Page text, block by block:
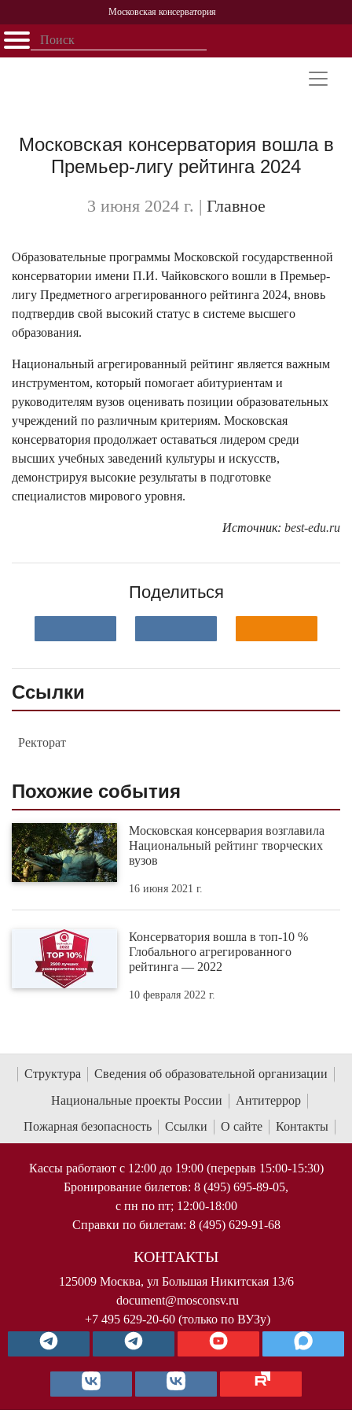
Московская консерватория
Открыть - закрыть
Персоналии
История
Московская консерватория вошла в
Премьер-лигу рейтинга 2024
3 июня 2024 г. | Главное
Образовательные программы Московской государственной
консерватории имени П.И. Чайковского вошли в Премьер-
лигу Предметного агрегированного рейтинга 2024, вновь
подтвердив свой высокий статус в системе высшего
образования.
Национальный агрегированный рейтинг является важным
инструментом, который помогает абитуриентам и
руководителям вузов оценивать позиции образовательных
учреждений по различным критериям. Московская
консерватория продолжает оставаться лидером среди
высших учебных заведений культуры и искусств,
демонстрируя высокие результаты в подготовке
специалистов мирового уровня.
Источник: best-edu.ru
Поделиться
Ссылки
Ректорат
Похожие события
Московская консервария возглавила
Национальный рейтинг творческих
вузов
16 июня 2021 г.
Консерватория вошла в топ-10 %
Глобального агрегированного
рейтинга — 2022
10 февраля 2022 г.
Структура
Сведения об образовательной организации
Национальные проекты России
Антитеррор
Пожарная безопасность
Ссылки О сайте Контакты
Кассы работают с 12:00 до 19:00 (перерыв 15:00-15:30)
Бронирование билетов: 8 (495) 695-89-05,
с пн по пт; 12:00-18:00
Справки по билетам: 8 (495) 629-91-68
КОНТАКТЫ
125009 Москва, ул Большая Никитская 13/6
document@mosconsv.ru
+7 495 629-20-60 (только по ВУЗу)